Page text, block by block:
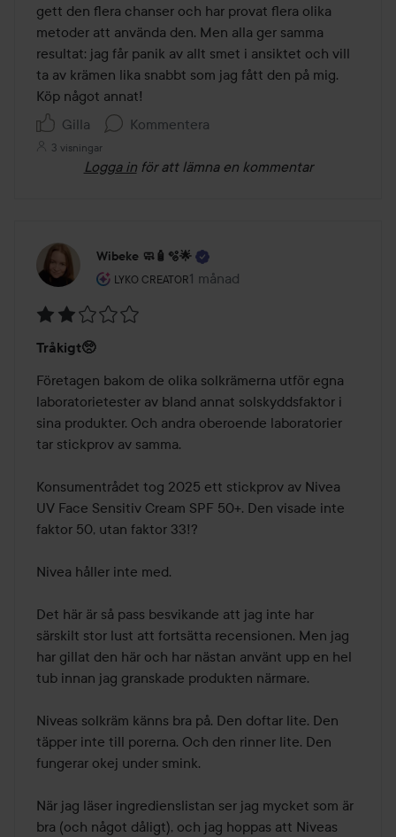
gett den flera chanser och har provat flera olika
metoder att använda den. Men alla ger samma
resultat: jag får panik av allt smet i ansiktet och vill
ta av krämen lika snabbt som jag fått den på mig.
Köp något annat!
Gilla
Kommentera
3 visningar
Logga in för att lämna en kommentar
Wibeke 🧼🧴🫧🌟
LYKO CREATOR
Användarens roll: Lyko Creator.
1 månad
Inlägget skapades 1 månad
2
av
5
Tråkigt🥺
Företagen bakom de olika solkrämerna utför egna
laboratorietester av bland annat solskyddsfaktor i
sina produkter. Och andra oberoende laboratorier
tar stickprov av samma.
Konsumentrådet tog 2025 ett stickprov av Nivea
UV Face Sensitiv Cream SPF 50+. Den visade inte
faktor 50, utan faktor 33!?
Nivea håller inte med.
Det här är så pass besvikande att jag inte har
särskilt stor lust att fortsätta recensionen. Men jag
har gillat den här och har nästan använt upp en hel
tub innan jag granskade produkten närmare.
Niveas solkräm känns bra på. Den doftar lite. Den
täpper inte till porerna. Och den rinner lite. Den
fungerar okej under smink.
När jag läser ingredienslistan ser jag mycket som är
bra (och något dåligt), och jag hoppas att Niveas